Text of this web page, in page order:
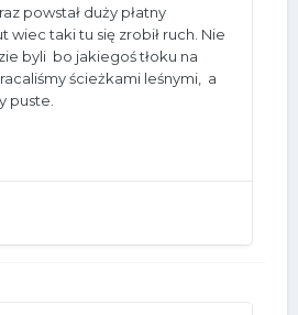
powstał duży płatny
wiec taki tu się zrobił ruch. Nie
byli bo jakiegoś tłoku na
ścieżkami leśnymi, a
puste.